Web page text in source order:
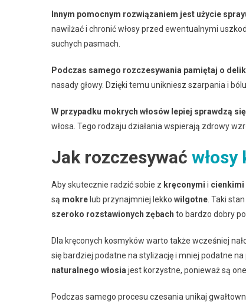
Innym pomocnym rozwiązaniem jest użycie
nawilżać i chronić włosy przed ewentualnymi
suchych pasmach.
Podczas samego rozczesywania pamiętaj o
nasady głowy. Dzięki temu unikniesz szarpania i
W przypadku mokrych włosów lepiej sprawdzą
włosa. Tego rodzaju działania wspierają zdrowy
Jak rozczesywać włosy
Aby skutecznie radzić sobie z kręconymi i cienkimi
są mokrelub przynajmniej lekko wilgotne . Taki
szeroko rozstawionych zębach to bardzo dobry
Dla kręconych kosmyków warto także wcześniej
się bardziej podatne na stylizację i mniej podatne
naturalnego włosia jest korzystne, ponieważ są
Podczas samego procesu czesania unikaj